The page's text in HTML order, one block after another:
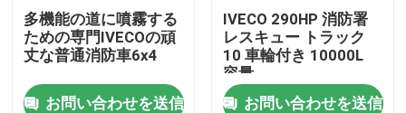
私達に連絡しなさい
引用を要求しなさい
多機能の道に噴霧する
ための専門IVECOの頑
丈な普通消防車6x4
お問い合わせを送信
IVECO 290HP 消防署
レスキュー トラック
10 車輪付き 10000L
容量
お問い合わせを送信